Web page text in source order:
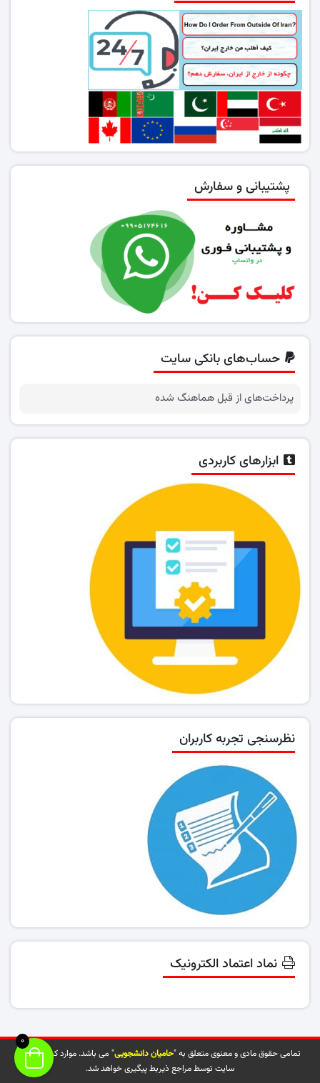
پشتیبانی و سفارش
حساب‌های بانکی سایت
پرداخت‌های از قبل هماهنگ شده
ابزارهای کاربردی
نظرسنجی تجربه کاربران
نماد اعتماد الکترونیک
تمامی حقوق مادی و معنوی متعلق به "حامیان دانشجویی" می باشد. موارد کپی شده از
سایت توسط مراجع ذیربط پیگیری خواهد شد.
0